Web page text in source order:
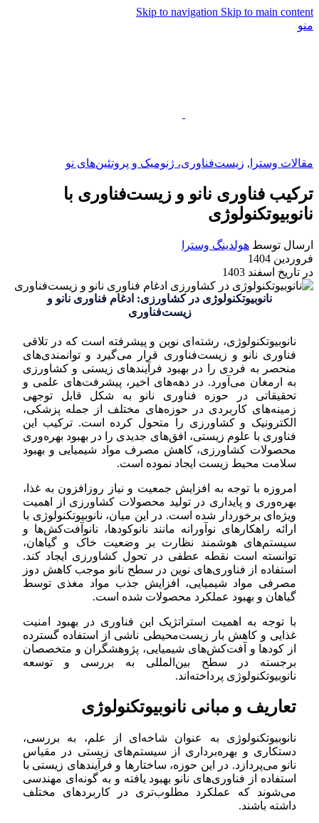
Skip to navigation Skip to main content
منو
مقالات وسترا , زیست‌فناوری، ژنومیک و پروتئین‌های نو
ترکیب فناوری نانو و زیست‌فناوری با
نانوبیوتکنولوژی
ارسال توسط هولدینگ وسترا
فروردین 1404
در تاریخ اسفند 1403
نانوبیوتکنولوژی در کشاورزی: ادغام فناوری نانو و
زیست‌فناوری
نانوبیوتکنولوژی، رشته‌ای نوین و پیشرفته است که در تلاقی
فناوری نانو و زیست‌فناوری قرار می‌گیرد و توانمندی‌های
منحصر به فردی را در بهبود فرآیندهای زیستی و کشاورزی
به ارمغان می‌آورد. در دهه‌های اخیر، پیشرفت‌های علمی و
تحقیقاتی در حوزه فناوری نانو به شکل قابل توجهی
زمینه‌های کاربردی در حوزه‌های مختلف از جمله پزشکی،
الکترونیک و کشاورزی را متحول کرده است. ترکیب این
فناوری با علوم زیستی، افق‌های جدیدی را در بهبود بهره‌وری
محصولات کشاورزی، کاهش مصرف مواد شیمیایی و بهبود
سلامت محیط زیست ایجاد نموده است.
امروزه با توجه به افزایش جمعیت و نیاز روزافزون به غذا،
بهره‌وری و پایداری در تولید محصولات کشاورزی از اهمیت
ویژه‌ای برخوردار شده است. در این میان، نانوبیوتکنولوژی با
ارائه راهکارهای نوآورانه مانند نانوکودها، نانوآفت‌کش‌ها و
سیستم‌های هوشمند نظارت بر وضعیت خاک و گیاهان،
توانسته است نقطه عطفی در تحول کشاورزی ایجاد کند.
استفاده از فناوری‌های نوین در سطح نانو موجب کاهش دوز
مصرفی مواد شیمیایی، افزایش جذب مواد مغذی توسط
گیاهان و بهبود عملکرد محصولات شده است.
با توجه به اهمیت استراتژیک این فناوری در بهبود امنیت
غذایی و کاهش بار زیست‌محیطی ناشی از استفاده گسترده
از کودها و آفت‌کش‌های شیمیایی، پژوهشگران و متخصصان
برجسته در سطح بین‌المللی به بررسی و توسعه
نانوبیوتکنولوژی پرداخته‌اند.
تعاریف و مبانی نانوبیوتکنولوژی
نانوبیوتکنولوژی به عنوان شاخه‌ای از علم، به بررسی،
دستکاری و بهره‌برداری از سیستم‌های زیستی در مقیاس
نانو می‌پردازد. در این حوزه، ساختارها و فرآیندهای زیستی با
استفاده از فناوری‌های نانو بهبود یافته و به گونه‌ای مهندسی
می‌شوند که عملکرد مطلوب‌تری در کاربردهای مختلف
داشته باشند.